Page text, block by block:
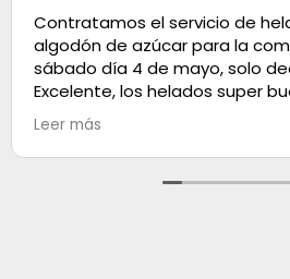
Contratamos el servicio de
algodón de azúcar para la
sábado día 4 de mayo, solo
Excelente, los helados super
100. Muchas gracias
Leer más